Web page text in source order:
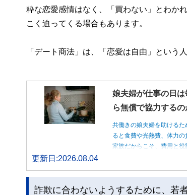
粋な恋愛感情はなく、「買わない」とわか
こく迫ってくる場合もあります。
「デート商法」は、「恋愛は自由」という
娘夫婦が仕事の日
ら無償で協力する
共働きの娘夫婦を助ける
ると食費や光熱費、体力
家族だからこそ、費用と役
更新日:2026.08.04
詐欺に合わないようするために、若